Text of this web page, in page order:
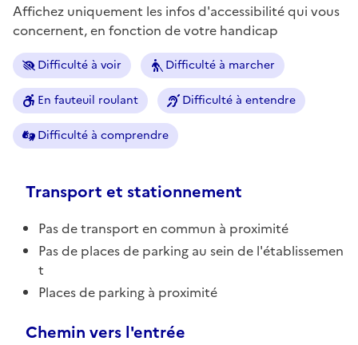
Affichez uniquement les infos d'accessibilité qui vous
concernent, en fonction de votre handicap
Difficulté à voir Difficulté à marcher
En fauteuil roulant Difficulté à entendre
Difficulté à comprendre
Transport et stationnement
Pas de transport en commun à proximité
Pas de places de parking au sein de l'établissemen
t
Places de parking à proximité
Chemin vers l'entrée